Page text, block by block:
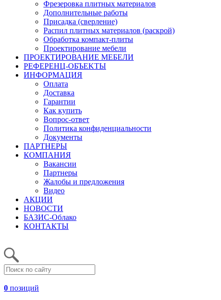
Фрезеровка плитных материалов
Дополнительные работы
Присадка (сверление)
Распил плитных материалов (раскрой)
Обработка компакт-плиты
Проектирование мебели
ПРОЕКТИРОВАНИЕ МЕБЕЛИ
РЕФЕРЕНЦ-ОБЪЕKТЫ
ИНФОРМАЦИЯ
Оплата
Доставка
Гарантии
Как купить
Вопрос-ответ
Политика конфиденциальности
Документы
ПАРТНЕРЫ
КОМПАНИЯ
Вакансии
Партнеры
Жалобы и предложения
Видео
АКЦИИ
НОВОСТИ
БАЗИС-Облако
КОНТАКТЫ
0 позиций